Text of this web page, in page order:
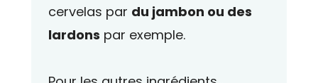
cervelas par du jambon ou des
lardons par exemple.